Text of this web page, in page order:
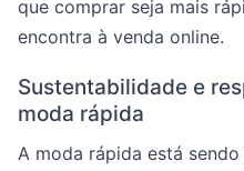
que comprar seja mais
encontra à venda online.
Sustentabilidade e
moda rápida
A moda rápida está